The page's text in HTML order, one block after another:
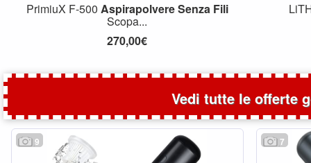
PrimiuX F-500 AspirapolvereSenza Fili
Scopa...
270,00€
Vedi tutte le offerte
9 7